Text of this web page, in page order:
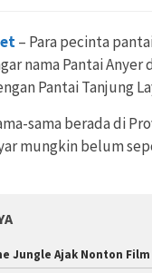
– Para pecinta
nama Pantai Anyer
Pantai Tanjung
sama berada di
mungkin belum
Jungle Ajak Nonton